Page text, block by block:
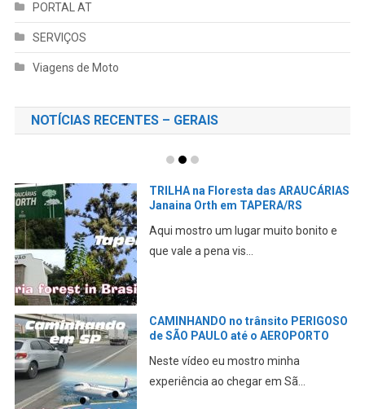
PORTAL AT
SERVIÇOS
Viagens de Moto
NOTÍCIAS RECENTES – GERAIS
Conhecendo Tupaciretã no RS –
PONTOS TURÍSTICOS
Neste vídeo eu mostro a cidade de
Tupã, a “Terra ...
Pegando um AIRBnB em São Paulo
GUARULHOS
Neste vídeo eu mostro minha primeira
experiência ao che...